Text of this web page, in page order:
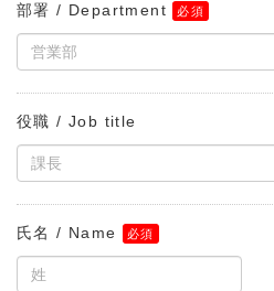
部署 / Department
役職 / Job title
氏名 / Name